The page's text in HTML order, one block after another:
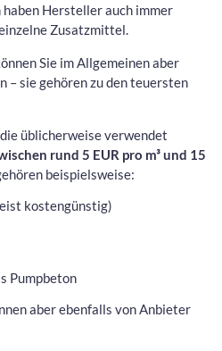
Hersteller auch immer
Zusatzmittel.
Sie im Allgemeinen aber
– sie gehören zu den teuersten
üblicherweise verwendet
rund 5 EUR pro m³ und 15
beispielsweise:
kostengünstig)
Pumpbeton
aber ebenfalls von Anbieter